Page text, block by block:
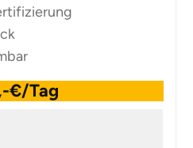
€/Tag